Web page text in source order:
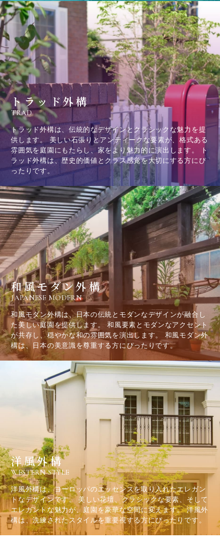
トラッド外構
TRAD
トラッド外構は、伝統的なデザインとクラシックな魅力を提
供します。 美しい石張りとアンティークな要素が、格式ある
雰囲気を庭園にもたらし、家をより魅力的に演出します。 ト
ラッド外構は、歴史的価値とクラス感覚を大切にする方にぴ
ったりです。
和風モダン外構
JAPANESE MODERN
和風モダン外構は、日本の伝統とモダンなデザインが融合し
た美しい庭園を提供します。 和風要素とモダンなアクセント
が共存し、穏やかな和の雰囲気を演出します。 和風モダン外
構は、日本の美意識を尊重する方にぴったりです。
洋風外構
WESTERN STYLE
洋風外構は、ヨーロッパのエッセンスを取り入れたエレガン
トなデザインです。 美しい花壇、クラシックな要素、そして
エレガントな魅力が、庭園を豪華な空間に変えます。 洋風外
構は、洗練されたスタイルを重要視する方にぴったりです。